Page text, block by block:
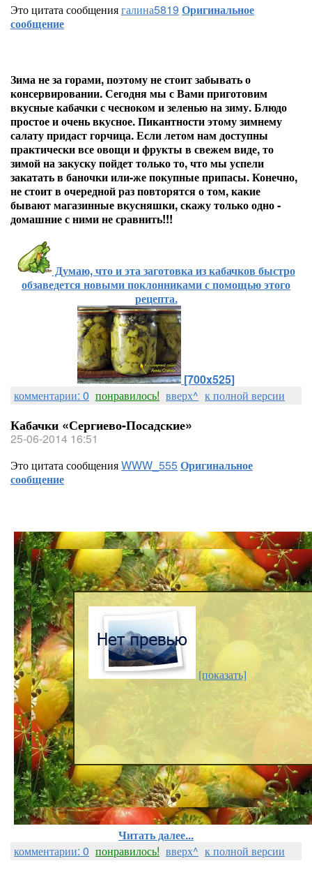
Это цитата сообщениягалина5819 Оригинальное
сообщение
Зима не за горами, поэтому не стоит забывать о
консервировании. Сегодня мы с Вами приготовим
вкусные кабачки с чесноком и зеленью на зиму. Блюдо
простое и очень вкусное. Пикантности этому зимнему
салату придаст горчица. Если летом нам доступны
практически все овощи и фрукты в свежем виде, то
зимой на закуску пойдет только то, что мы успели
закатать в баночки или-же покупные припасы. Конечно,
не стоит в очередной раз повторятся о том, какие
бывают магазинные вкусняшки, скажу только одно -
домашние с ними не сравнить!!!
Думаю, что и эта заготовка из кабачков быстро
обзаведется новыми поклонниками с помощью этого
рецепта.
[700x525]
комментарии: 0 понравилось! вверх^ к полной версии
Кабачки «Сергиево-Посадские»
25-06-2014 16:51
Это цитата сообщенияWWW_555Оригинальное
сообщение
[показать]
Читать далее...
комментарии: 0 понравилось! вверх^ к полной версии